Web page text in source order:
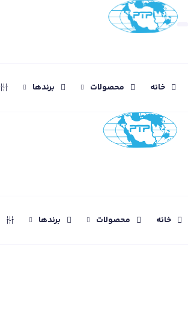
خانه محصولات برندها
خانه محصولات برندها